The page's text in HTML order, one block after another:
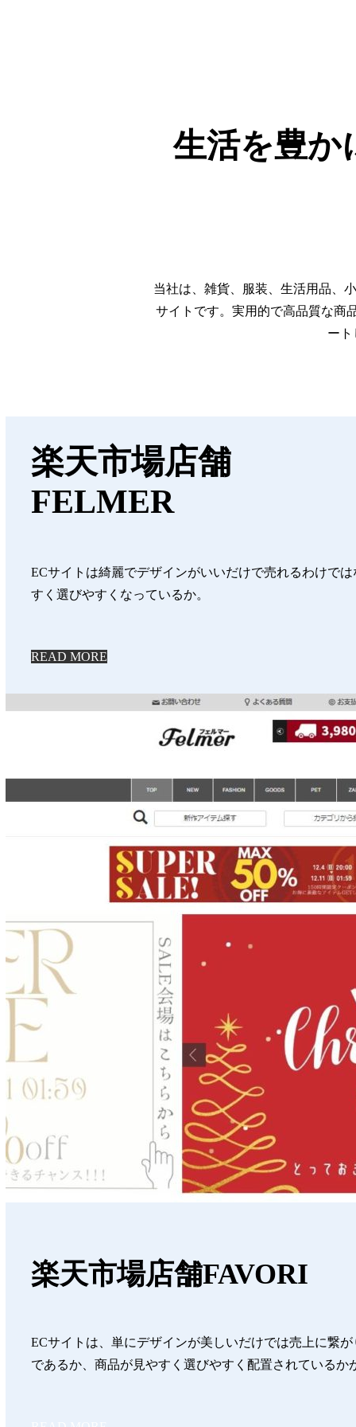
生活を豊か
当社は、雑貨、服装、生活用品、
サイトです。実用的で高品質な商
ート
楽天市場店舗
FELMER
ECサイトは綺麗でデザインがいいだけで売れるわけで
すく選びやすくなっているか。
READ MORE
楽天市場店舗FAVORI
ECサイトは、単にデザインが美しいだけでは売上に繋
であるか、商品が見やすく選びやすく配置されているか